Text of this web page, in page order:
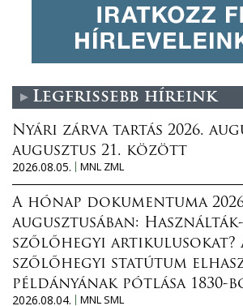
Legfrissebb híreink
Nyári zárva tartás 2026.
augusztus 21. között
2026.08.05.
MNL ZML
A hónap dokumentuma
augusztusában:
szőlőhegyi artikulusokat?
szőlőhegyi statútum
példányának pótlása 1830-
2026.08.04.
MNL SML